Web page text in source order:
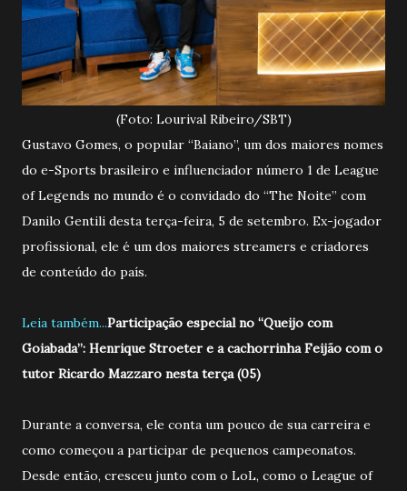
(Foto: Lourival Ribeiro/SBT)
Gustavo Gomes, o popular “Baiano”, um dos maiores nomes
do e-Sports brasileiro e influenciador número 1 de League
of Legends no mundo é o convidado do “The Noite” com
Danilo Gentili desta terça-feira, 5 de setembro. Ex-jogador
profissional, ele é um dos maiores streamers e criadores
de conteúdo do país.
Leia também...Participação especial no “Queijo com
Goiabada”: Henrique Stroeter e a cachorrinha Feijão com o
tutor Ricardo Mazzaro nesta terça (05)
Durante a conversa, ele conta um pouco de sua carreira e
como começou a participar de pequenos campeonatos.
Desde então, cresceu junto com o LoL, como o League of